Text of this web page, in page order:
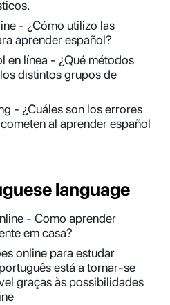
- ¿Cómo utilizo las
aprender español?
en línea - ¿Qué métodos
distintos grupos de
- ¿Cuáles son los errores
al aprender español
language
- Como aprender
em casa?
online para estudar
está a tornar-se
graças às possibilidades